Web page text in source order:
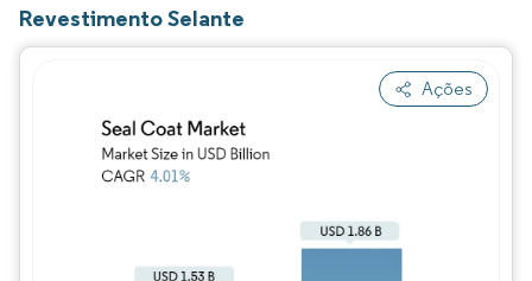
Revestimento Selante
Ações